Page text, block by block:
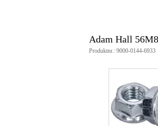
Adam Hall
Produktnr.: 9000-0144-6933